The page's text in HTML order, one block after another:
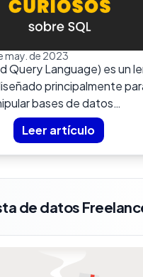
may. de 2023
Query Language) es un
principalmente
bases de datos
más sobre...
Leer artículo
de datos